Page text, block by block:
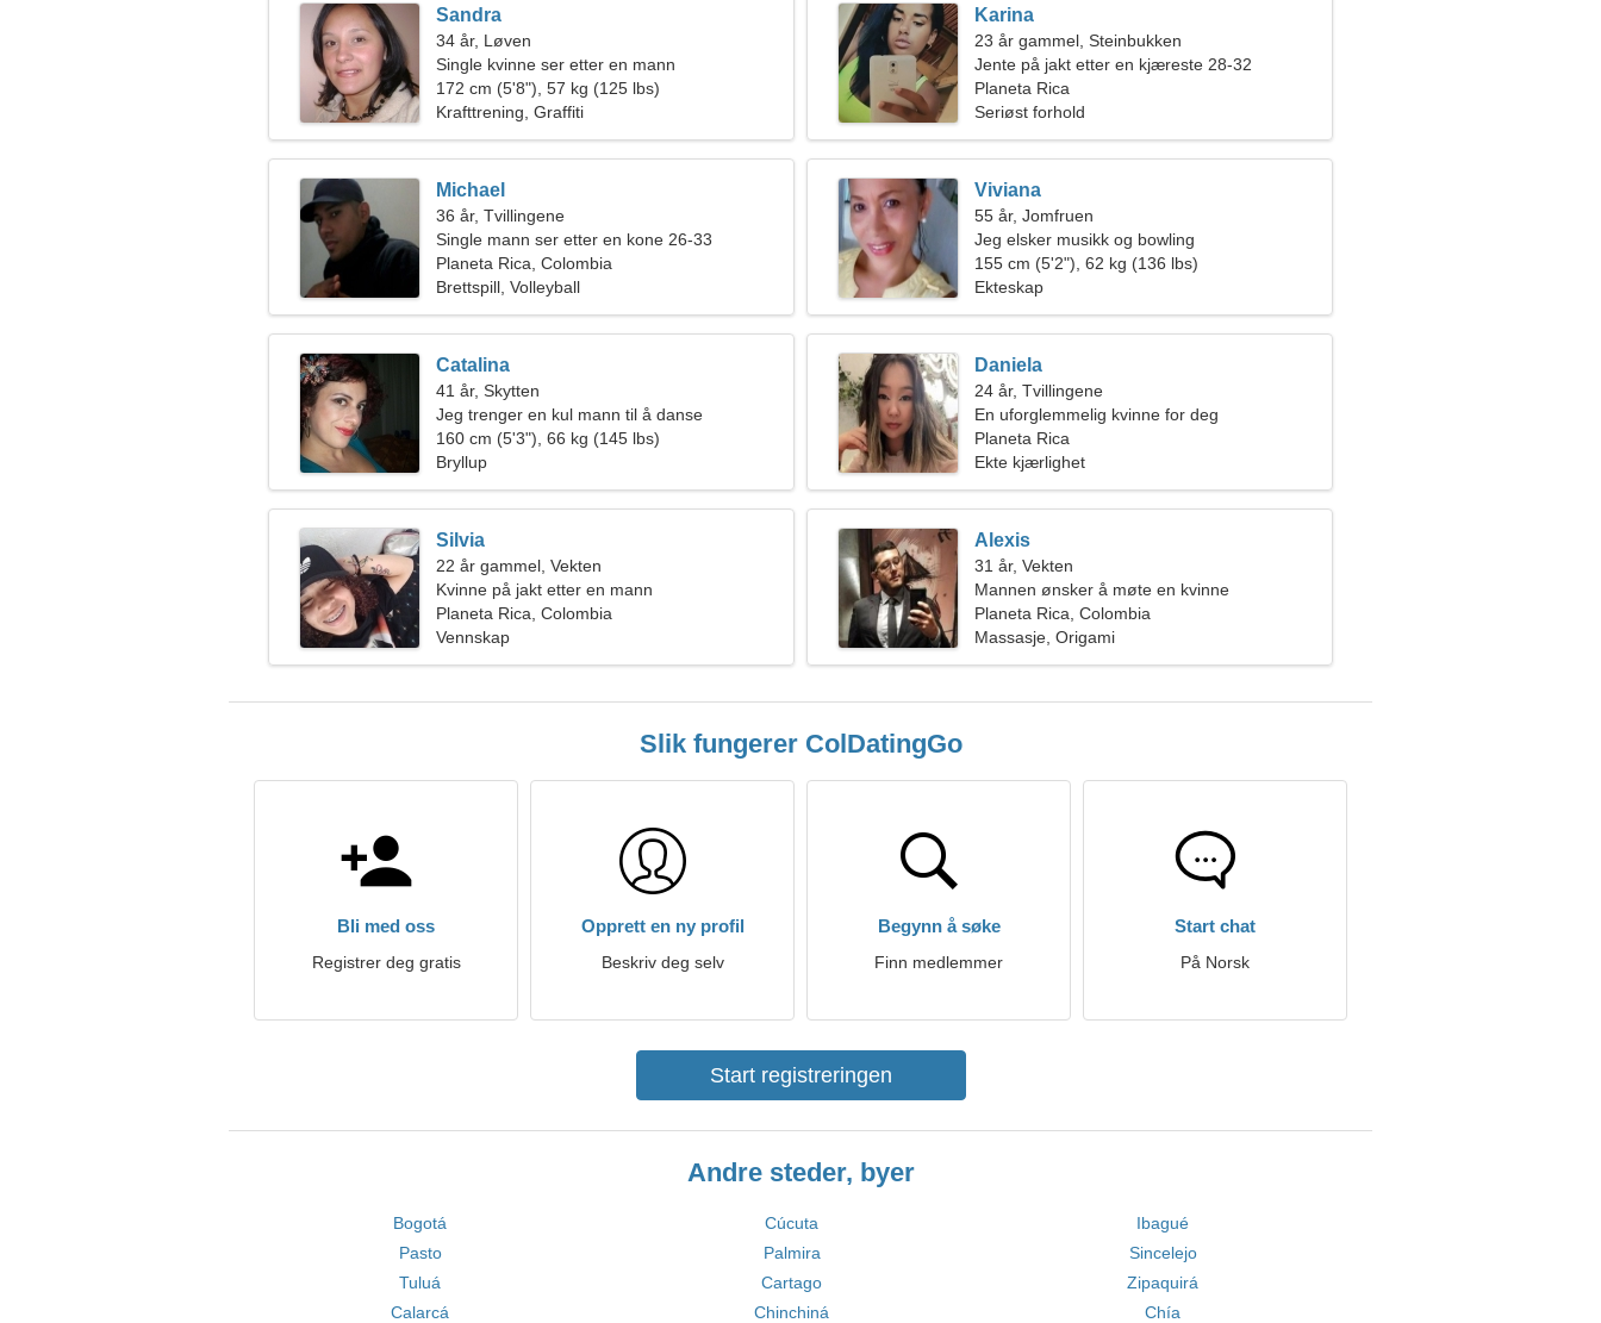
Sandra
34 år, Løven
Single kvinne ser etter en mann
172 cm (5'8"), 57 kg (125 lbs)
Krafttrening, Graffiti
Karina
23 år gammel, Steinbukken
Jente på jakt etter en kjæreste 28-32
Planeta Rica
Seriøst forhold
Michael
36 år, Tvillingene
Single mann ser etter en kone 26-33
Planeta Rica, Colombia
Brettspill, Volleyball
Viviana
55 år, Jomfruen
Jeg elsker musikk og bowling
155 cm (5'2"), 62 kg (136 lbs)
Ekteskap
Catalina
41 år, Skytten
Jeg trenger en kul mann til å danse
160 cm (5'3"), 66 kg (145 lbs)
Bryllup
Daniela
24 år, Tvillingene
En uforglemmelig kvinne for deg
Planeta Rica
Ekte kjærlighet
Silvia
22 år gammel, Vekten
Kvinne på jakt etter en mann
Planeta Rica, Colombia
Vennskap
Alexis
31 år, Vekten
Mannen ønsker å møte en kvinne
Planeta Rica, Colombia
Massasje, Origami
Slik fungerer ColDatingGo
Bli med oss
Registrer deg gratis
Opprett en ny profil
Beskriv deg selv
Begynn å søke
Finn medlemmer
Start chat
På Norsk
Start registreringen
Andre steder, byer
Bogotá Cúcuta
Ibagué
Pasto
Palmira
Sincelejo
Tuluá
Cartago
Zipaquirá
Calarcá
Chinchiná Chía